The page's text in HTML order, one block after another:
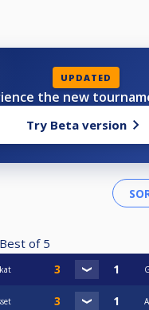
UPDATED
the new
Try Beta version
Best of 5